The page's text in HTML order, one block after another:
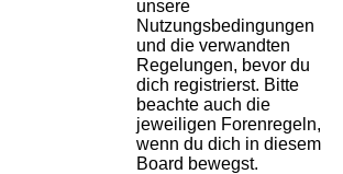
unsere
Nutzungsbedingungen
und die verwandten
Regelungen, bevor du
dich registrierst. Bitte
beachte auch die
jeweiligen Forenregeln,
wenn du dich in diesem
Board bewegst.